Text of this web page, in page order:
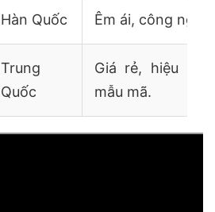
Hàn Quốc Êm ái, công
Trung
Quốc
Giá rẻ, hiệu
mẫu mã.